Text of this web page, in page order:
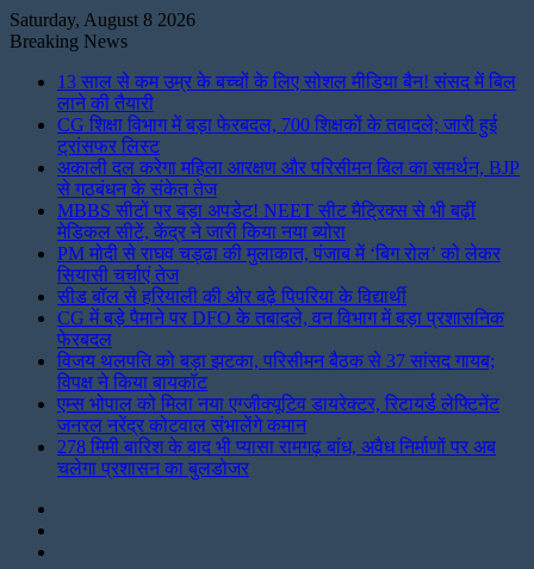
Saturday, August 8 2026
Breaking News
13 साल से कम उम्र के बच्चों के लिए सोशल मीडिया बैन! संसद में बिल
लाने की तैयारी
CG शिक्षा विभाग में बड़ा फेरबदल, 700 शिक्षकों के तबादले; जारी हुई
ट्रांसफर लिस्ट
अकाली दल करेगा महिला आरक्षण और परिसीमन बिल का समर्थन, BJP
से गठबंधन के संकेत तेज
MBBS सीटों पर बड़ा अपडेट! NEET सीट मैट्रिक्स से भी बढ़ीं
मेडिकल सीटें, केंद्र ने जारी किया नया ब्योरा
PM मोदी से राघव चड्ढा की मुलाकात, पंजाब में ‘बिग रोल’ को लेकर
सियासी चर्चाएं तेज
सीड बॉल से हरियाली की ओर बढ़े पिपरिया के विद्यार्थी
CG में बड़े पैमाने पर DFO के तबादले, वन विभाग में बड़ा प्रशासनिक
फेरबदल
विजय थलपति को बड़ा झटका, परिसीमन बैठक से 37 सांसद गायब;
विपक्ष ने किया बायकॉट
एम्स भोपाल को मिला नया एग्जीक्यूटिव डायरेक्टर, रिटायर्ड लेफ्टिनेंट
जनरल नरेंद्र कोटवाल संभालेंगे कमान
278 मिमी बारिश के बाद भी प्यासा रामगढ़ बांध, अवैध निर्माणों पर अब
चलेगा प्रशासन का बुलडोजर